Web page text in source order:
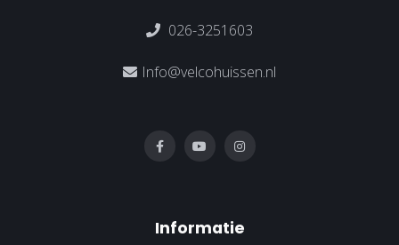
026-3251603
Info@velcohuissen.nl
Informatie